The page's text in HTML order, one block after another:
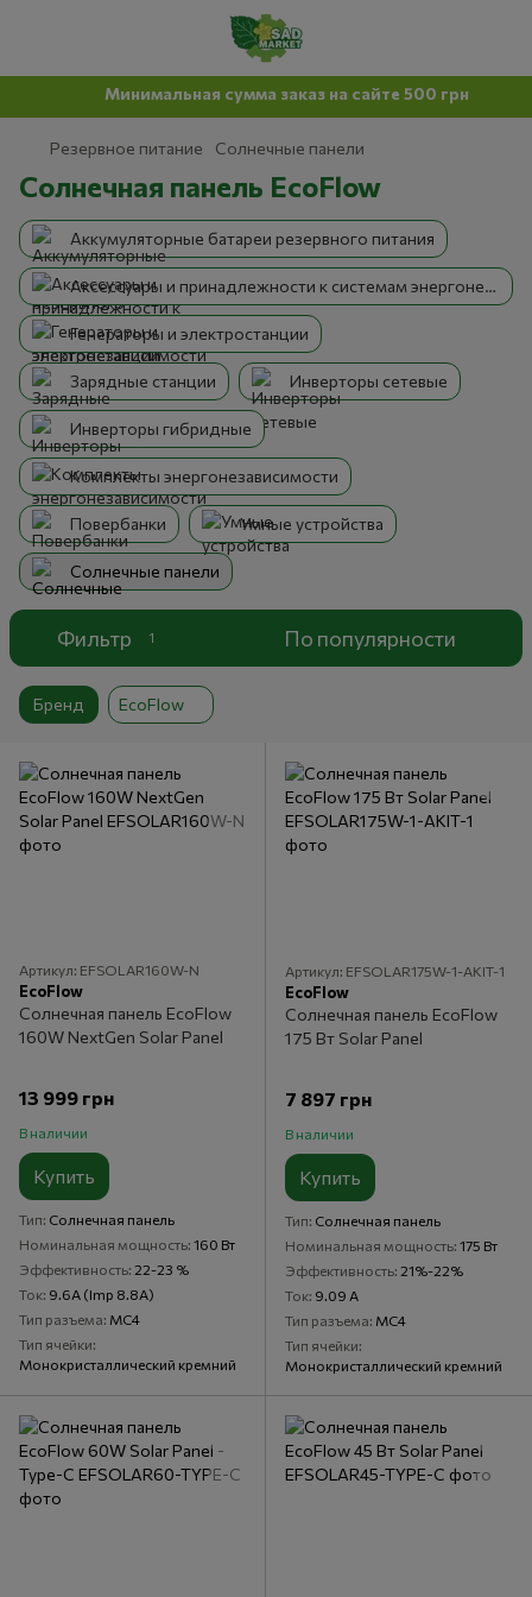
Минимальная сумма заказ на сайте 500 грн
Резервное питание Солнечные панели
Солнечная панель EcoFlow
Аккумуляторные батареи резервного питания
Аксессуары и принадлежности к системам энергонезависимости
Генераторы и электростанции
Зарядные станции Инверторы сетевые
Инверторы гибридные
Комплекты энергонезависимости
Повербанки Умные устройства
Солнечные панели
Фильтр 1 По популярности
Бренд EcoFlow
Артикул: EFSOLAR160W-N
EcoFlow
Солнечная панель EcoFlow
160W NextGen Solar Panel
13 999 грн
В наличии
Купить
Тип Солнечная панель
Номинальная мощность 160 Вт
Эффективность 22-23 %
Ток 9.6A (Imp 8.8A)
Тип разъема MC4
Тип ячейки
Монокристаллический кремний
Артикул: EFSOLAR175W-1-AKIT-1
EcoFlow
Солнечная панель EcoFlow
175 Вт Solar Panel
7 897 грн
В наличии
Купить
Тип Солнечная панель
Номинальная мощность 175 Вт
Эффективность 21%-22%
Ток 9.09 А
Тип разъема MC4
Тип ячейки
Монокристаллический кремний